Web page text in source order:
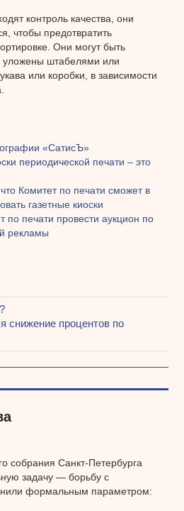
контроль качества, они
чтобы предотвратить
Они могут быть
штабелями или
или коробки, в зависимости
«СатисЪ»
периодической печати – это
Комитет по печати сможет в
газетные киоски
печати провести аукцион по
рекламы
снижение процентов по
собрания Санкт-Петербурга
задачу — борьбу с
формальным параметром: